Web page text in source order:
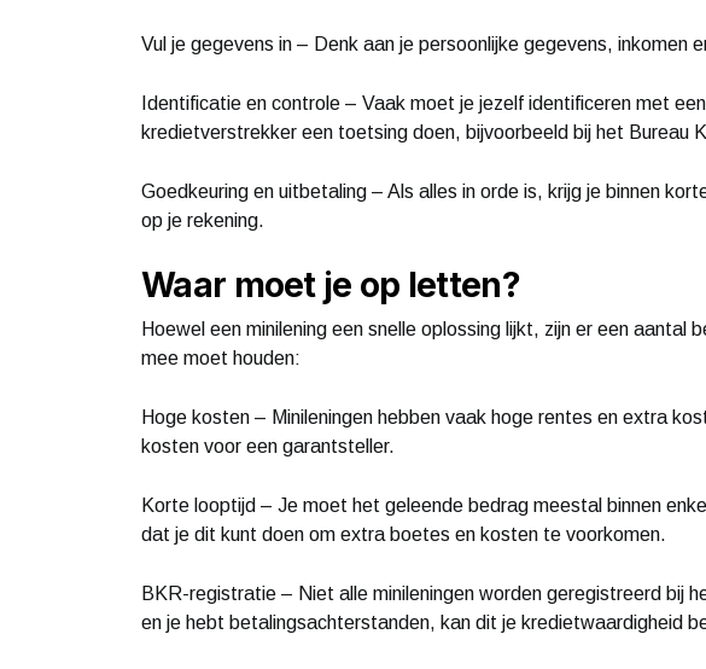
Vul je gegevens in – Denk aan je persoonlijke gegevens, inkomen
Identificatie en controle – Vaak moet je jezelf identificeren met
kredietverstrekker een toetsing doen, bijvoorbeeld bij het Bureau
Goedkeuring en uitbetaling – Als alles in orde is, krijg je binnen
op je rekening.
Waar moet je op letten?
Hoewel een minilening een snelle oplossing lijkt, zijn er een aantal
mee moet houden:
Hoge kosten – Minileningen hebben vaak hoge rentes en extra
kosten voor een garantsteller.
Korte looptijd – Je moet het geleende bedrag meestal binnen
dat je dit kunt doen om extra boetes en kosten te voorkomen.
BKR-registratie – Niet alle minileningen worden geregistreerd bij
en je hebt betalingsachterstanden, kan dit je kredietwaardigheid